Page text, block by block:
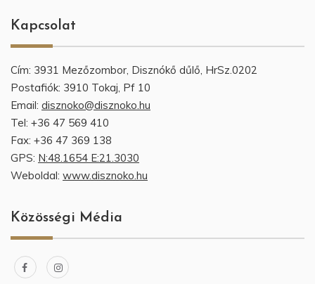
Kapcsolat
Cím: 3931 Mezőzombor, Disznókő dűlő, HrSz.0202
Postafiók: 3910 Tokaj, Pf 10
Email: disznoko@disznoko.hu
Tel: +36 47 569 410
Fax: +36 47 369 138
GPS: N:48.1654 E:21.3030
Weboldal: www.disznoko.hu
Közösségi Média